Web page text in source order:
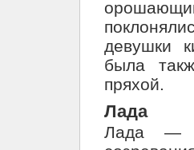
девушки
была
пряхой.
Лада
Лада —